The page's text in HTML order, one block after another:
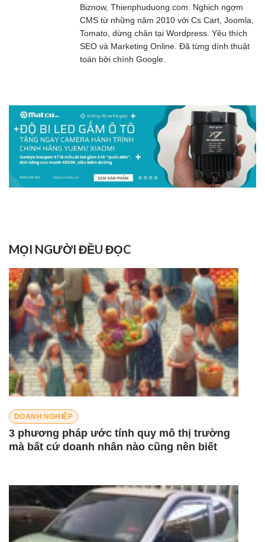
Biznow, Thienphuduong.com. Nghịch ngợm
CMS từ những năm 2010 với Cs Cart, Joomla,
Tomato, dừng chân tại Wordpress. Yêu thích
SEO và Marketing Online. Đã từng dính thuật
toán bởi chính Google.
MỌI NGƯỜI ĐỀU ĐỌC
DOANH NGHIỆP
3 phương pháp ước tính quy mô thị trường
mà bất cứ doanh nhân nào cũng nên biết